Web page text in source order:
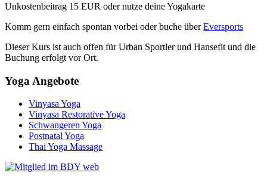
Unkostenbeitrag 15 EUR oder nutze deine Yogakarte
Komm gern einfach spontan vorbei oder buche überEversports
Dieser Kurs ist auch offen für Urban Sportler und Hansefit und die
Buchung erfolgt vor Ort.
Yoga Angebote
Vinyasa Yoga
Vinyasa Restorative Yoga
Schwangeren Yoga
Postnatal Yoga
Thai Yoga Massage